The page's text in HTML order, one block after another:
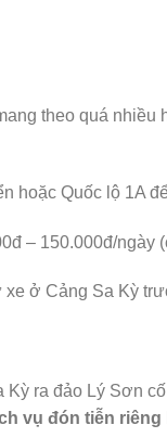
theo quá nhiều
hoặc Quốc lộ 1A
– 150.000đ/ngày
ở Cảng Sa Kỳ
ra đảo Lý Sơn
vụ đón tiễn riêng